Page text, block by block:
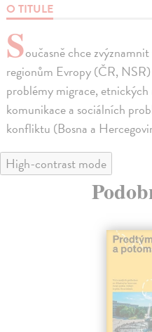
O TITULE
Současně chce
regionům Evropy (ČR,
problémy migrace,
komunikace a sociálních
konfliktu (Bosna a
High-contrast mode